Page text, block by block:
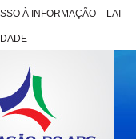
À INFORMAÇÃO – LAI